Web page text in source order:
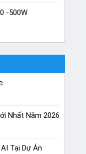
-500W
Nhất Năm 2026
Tại Dự Án